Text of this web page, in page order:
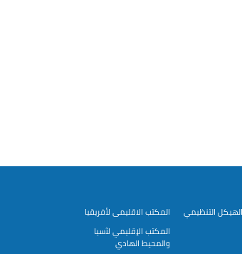
المكتب الاقليمى لأفريقيا
المكتب الإقليمي لآسيا
والمحيط الهادي
التنظيمي